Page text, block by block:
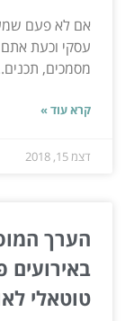
אם לא פעם
עסקי וכעת
מסמכים,
קרא עוד »
דצמ 15, 2018
הערך
באירועים
טוטאלי